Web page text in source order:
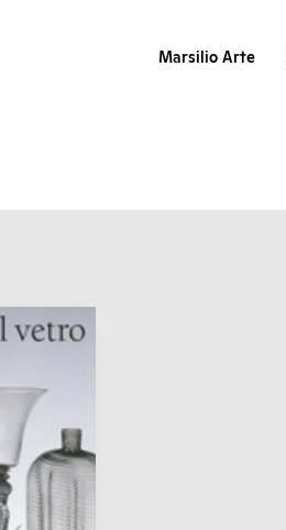
Marsilio Arte